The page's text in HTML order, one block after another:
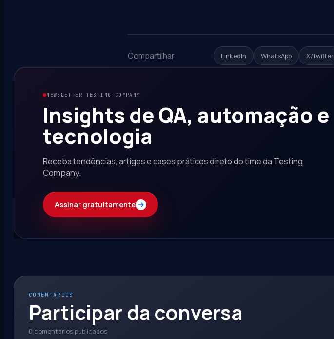
Compartilhar LinkedIn WhatsApp X/Twitter
NEWSLETTER TESTING COMPANY
Insights de QA, automação e
tecnologia
Receba tendências, artigos e cases práticos direto do time da Testing
Company.
Assinar gratuitamente
COMENTÁRIOS
Participar da conversa
0 comentários publicados